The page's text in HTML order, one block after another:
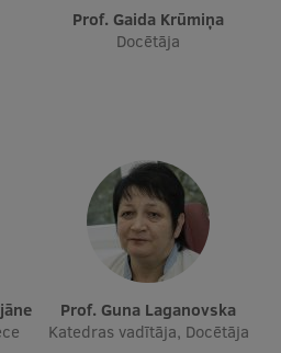
Prof. Gaida Krūmiņa
Docētāja
Prof. Guna Laganovska
Katedras vadītāja, Docētāja